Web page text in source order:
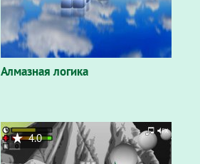
Алмазная логика
4.0